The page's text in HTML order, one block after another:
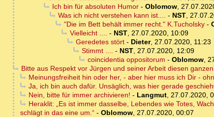
Ich bin für absoluten Humor- Oblomow,
Was ich nicht verstehen kann ist.... - NST,
"Die im Bett behält immer recht." K.Tucholsky-
Vielleicht .... - NST, 27.07.2020, 10:09
Geredetes stört- Dieter, 27.07.2020, 11:23
Stimmt .... - NST, 27.07.2020, 12:09
coincidentia oppositorum - Oblomow,
Bitte aus Respekt vor Jürgen und seiner Arbeit diesen
Meinungsfreiheit hin oder her, - aber hier muss ich Dir -
Ja, ich bin auch dafür. Unsäglich, was hier gerade
Nein, bitte für immer archivieren! - Langmut, 27.07.2020,
Heraklit: „Es ist immer dasselbe, Lebendes wie Totes,
schlägt in das eine um.“ - Oblomow, 27.07.2020, 00:07